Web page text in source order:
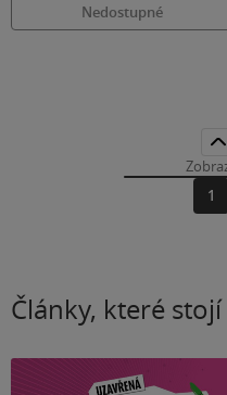
Nedostupné
1
Články, které